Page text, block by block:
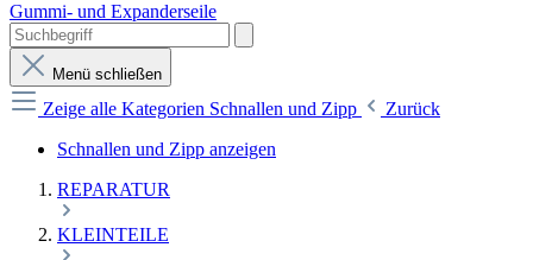
Gummi- und Expanderseile
Menü schließen
Zeige alle Kategorien Schnallen und Zipp
Zurück
Schnallen und Zipp anzeigen
REPARATUR
KLEINTEILE